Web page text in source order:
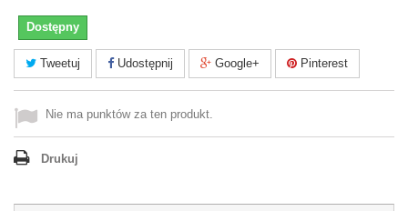
Dostępny
Tweetuj Udostępnij Google+ Pinterest
Nie ma punktów za ten produkt.
Drukuj